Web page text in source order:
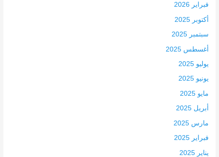
فبراير 2026
أكتوبر 2025
سبتمبر 2025
أغسطس 2025
يوليو 2025
يونيو 2025
مايو 2025
أبريل 2025
مارس 2025
فبراير 2025
يناير 2025